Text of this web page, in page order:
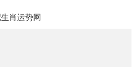
肖运势网